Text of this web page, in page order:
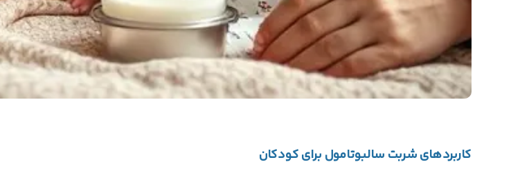
کاربردهای شربت سالبوتامول برای کودکان